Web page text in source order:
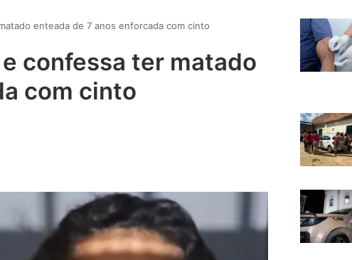
enteada de 7 anos enforcada com cinto
confessa ter matado
com cinto